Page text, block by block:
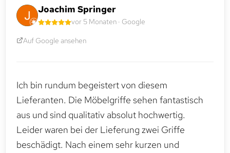
Joachim Springer
vor 5 Monaten · Google
Auf Google ansehen
Ich bin rundum begeistert von diesem
Lieferanten. Die Möbelgriffe sehen fantastisch
aus und sind qualitativ absolut hochwertig.
Leider waren bei der Lieferung zwei Griffe
beschädigt. Nach einem sehr kurzen und